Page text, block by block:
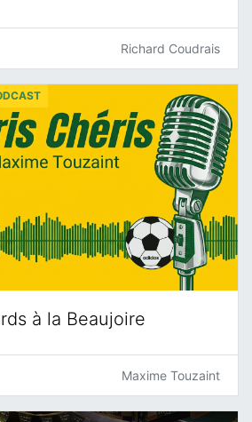
Richard Coudrais
à la Beaujoire
Maxime Touzaint